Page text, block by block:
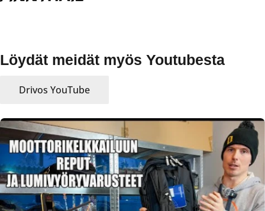
Löydät meidät myös Youtubesta
Drivos YouTube